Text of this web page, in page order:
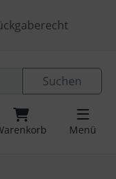
Suchen
Menü